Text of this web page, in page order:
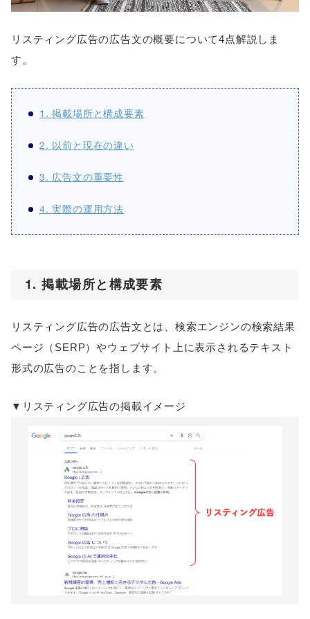
リスティング広告の広告文の概要について4点解説しま
す。
1. 掲載場所と構成要素
2. 以前と現在の違い
3. 広告文の重要性
4. 実際の運用方法
1. 掲載場所と構成要素
リスティング広告の広告文とは、検索エンジンの検索結果
ページ（SERP）やウェブサイト上に表示されるテキスト
形式の広告のことを指します。
▼リスティング広告の掲載イメージ